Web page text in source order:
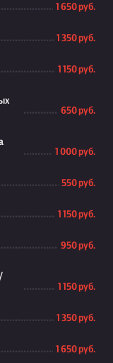
1 650 руб.
1 350 руб.
1 150 руб.
650 руб.
1 000 руб.
550 руб.
1 150 руб.
950 руб.
1 150 руб.
1 350 руб.
1 650 руб.